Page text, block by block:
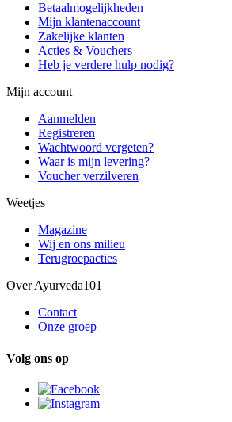
Betaalmogelijkheden
Mijn klantenaccount
Zakelijke klanten
Acties & Vouchers
Heb je verdere hulp nodig?
Mijn account
Aanmelden
Registreren
Wachtwoord vergeten?
Waar is mijn levering?
Voucher verzilveren
Weetjes
Magazine
Wij en ons milieu
Terugroepacties
Over Ayurveda101
Contact
Onze groep
Volg ons op